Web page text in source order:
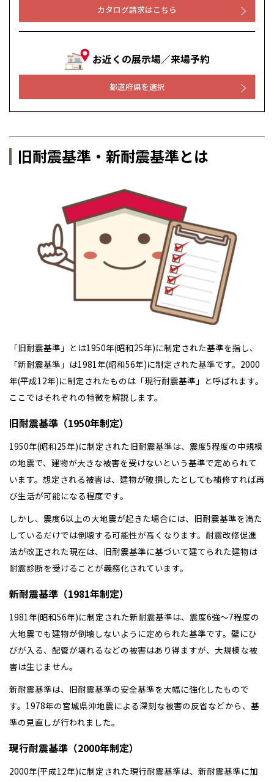
カタログ請求はこちら
お近くの展示場／来場予約
都道府県を選択
旧耐震基準・新耐震基準とは
「旧耐震基準」とは1950年(昭和25年)に制定された基準を指し、
「新耐震基準」は1981年(昭和56年)に制定された基準です。2000
年(平成12年)に制定されたものは「現行耐震基準」と呼ばれます。
ここではそれぞれの特徴を解説します。
旧耐震基準（1950年制定）
1950年(昭和25年)に制定された旧耐震基準は、震度5程度の中規模
の地震で、建物が大きな被害を受けないという基準で定められて
います。想定される被害は、建物が破損したとしても補修すれば再
び生活が可能になる程度です。
しかし、震度6以上の大地震が起きた場合には、旧耐震基準を満た
しているだけでは倒壊する可能性が高くなります。耐震改修促進
法が改正された現在は、旧耐震基準に基づいて建てられた建物は
耐震診断を受けることが義務化されています。
新耐震基準（1981年制定）
1981年(昭和56年)に制定された新耐震基準は、震度6強～7程度の
大地震でも建物が倒壊しないように定められた基準です。壁にひ
びが入る、配管が壊れるなどの被害はあり得ますが、大規模な被
害は生じません。
新耐震基準は、旧耐震基準の安全基準を大幅に強化したもので
す。1978年の宮城県沖地震による深刻な被害の反省などから、基
準の見直しが行われました。
現行耐震基準（2000年制定）
2000年(平成12年)に制定された現行耐震基準は、新耐震基準に加
北海道
道北
道南
秋田
岩手
福島
甲信越・北陸
新潟
山梨
石川
福井
関東
東京
千葉
茨城
群馬
東海
静岡
三重
京都
兵庫
滋賀
和歌山
岡山
香川
鳥取
島根
山口
徳島
高知
九州
福岡
熊本
大分
鹿児島
長崎
沖縄
分譲マンション
※現住所のある都道府県以外の建築予定地の方でも
応します。お気軽にご相談ください。
北海道
札幌
札幌
苫小牧千歳
小樽
道北
旭川
道南
函館
八戸
青森
秋田県
秋田
岩手県
盛岡
山形
福島県
郡山
福島
いわき
甲信越・北陸
新潟県
長岡
山梨県
甲府
松本
福井県
福井
関東
東京都
世田谷
八王子
横浜
埼玉県
埼玉
所沢
千葉県
千葉
柏
茨城県
水戸
栃木県
宇都宮
小山
群馬県
群馬
伊勢崎
東海
豊橋
静岡県
静岡
浜松
三重県
四日市
京都府
京都
兵庫県
姫路
奈良県
奈良
岡山県
岡山
香川県
高松
愛媛県
松山
九州
福岡県
福岡
熊本県
大分県
大分
宮崎県
宮崎